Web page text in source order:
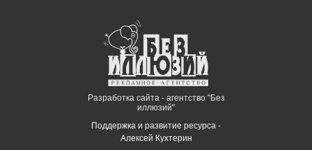
Разработка сайта - агентство "Без
иллюзий"
Поддержка и развитие ресурса -
Алексей Кухтерин